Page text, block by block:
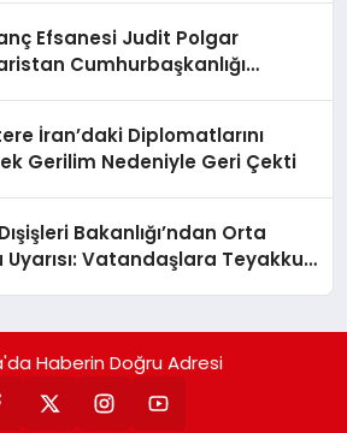
Efsanesi Judit Polgar
Cumhurbaşkanlığı
İran’daki Diplomatlarını
Gerilim Nedeniyle Geri Çekti
Bakanlığı’ndan Orta
Uyarısı: Vatandaşlara Teyakkuz
Haberin Doğru Adresi